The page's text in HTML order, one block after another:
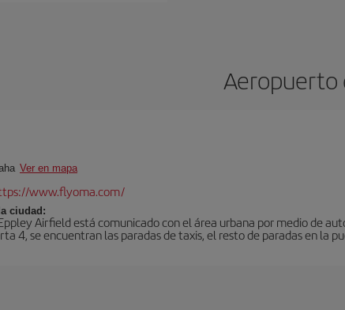
Aeropuerto
Ver en mapa
www.flyoma.com/
ciudad:
Airfield está comunicado con el área urbana por medio de
4, se encuentran las paradas de taxis, el resto de paradas en la